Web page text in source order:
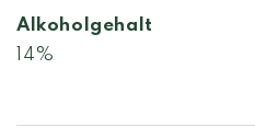
Alkoholgehalt
14%